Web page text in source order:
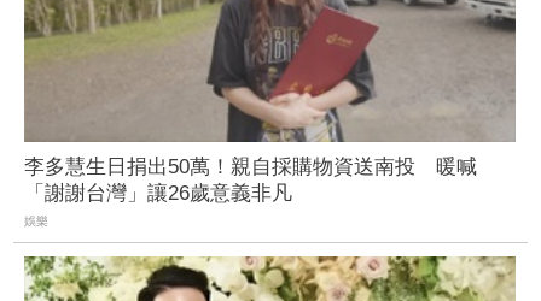
李多慧生日捐出50萬！親自採購物資送南投 暖喊
「謝謝台灣」讓26歲意義非凡
娛樂